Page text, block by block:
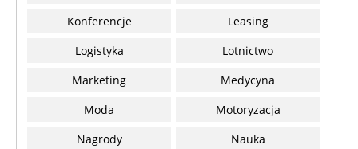
Konferencje
Leasing
Logistyka
Lotnictwo
Marketing
Medycyna
Moda
Motoryzacja
Nagrody
Nauka